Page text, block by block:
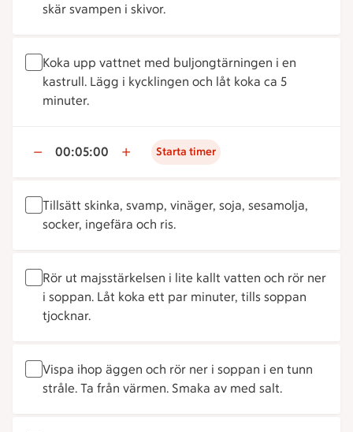
skär svampen i skivor.
Koka upp vattnet med buljongtärningen i en
kastrull. Lägg i kycklingen och låt koka ca 5
minuter.
00:05:00 Starta timer
Tillsätt skinka, svamp, vinäger, soja, sesamolja,
socker, ingefära och ris.
Rör ut majsstärkelsen i lite kallt vatten och rör ner
i soppan. Låt koka ett par minuter, tills soppan
tjocknar.
Vispa ihop äggen och rör ner i soppan i en tunn
stråle. Ta från värmen. Smaka av med salt.